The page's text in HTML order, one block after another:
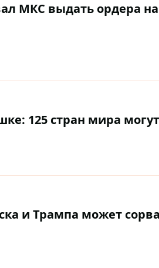
МКС выдать ордера
125 стран мира
и Трампа может